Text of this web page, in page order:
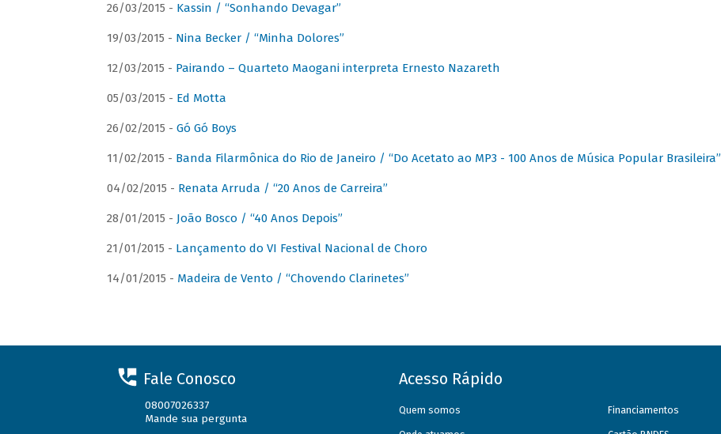
26/03/2015 - Kassin / “Sonhando Devagar”
19/03/2015 - Nina Becker / “Minha Dolores”
12/03/2015 - Pairando – Quarteto Maogani interpreta Ernesto Nazareth
05/03/2015 - Ed Motta
26/02/2015 - Gó Gó Boys
11/02/2015 - Banda Filarmônica do Rio de Janeiro / “Do Acetato ao MP3 - 100 Anos de Música Popular Brasileira”
04/02/2015 - Renata Arruda / “20 Anos de Carreira”
28/01/2015 - João Bosco / “40 Anos Depois”
21/01/2015 - Lançamento do VI Festival Nacional de Choro
14/01/2015 - Madeira de Vento / “Chovendo Clarinetes”
Fale Conosco
08007026337
Mande sua pergunta
Acesso Rápido
Quem somos Financiamentos